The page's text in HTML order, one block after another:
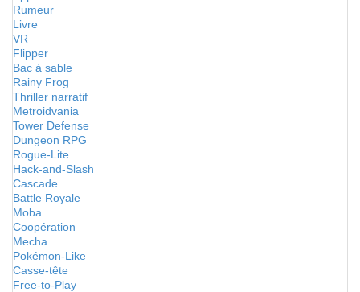
Rumeur
Livre
VR
Flipper
Bac à sable
Rainy Frog
Thriller narratif
Metroidvania
Tower Defense
Dungeon RPG
Rogue-Lite
Hack-and-Slash
Cascade
Battle Royale
Moba
Coopération
Mecha
Pokémon-Like
Casse-tête
Free-to-Play